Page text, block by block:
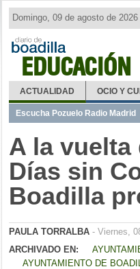
EDUCACIÓN
Domingo, 09 de agosto de 2026
ACTUALIDAD OCIO Y
Escucha Pozuelo Radio Madrid
A la vuelta
Días sin
Boadilla
PAULA TORRALBA - Viernes,
ARCHIVADO EN:
AYUNTAMIENTO DE